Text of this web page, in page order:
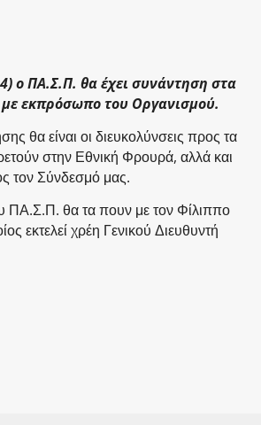
ο ΠΑ.Σ.Π. θα έχει συνάντηση στα
εκπρόσωπο του Οργανισμού.
θα είναι οι διευκολύνσεις προς τα
στην Εθνική Φρουρά, αλλά και
τον Σύνδεσμό μας.
ΠΑ.Σ.Π. θα τα πουν με τον Φίλιππο
εκτελεί χρέη Γενικού Διευθυντή